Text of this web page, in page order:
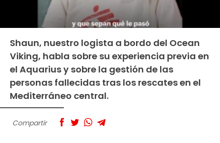
Shaun, nuestro logista a bordo del Ocean
Viking, habla sobre su experiencia previa en
el Aquarius y sobre la gestión de las
personas fallecidas tras los rescates en el
Mediterráneo central.
Compartir